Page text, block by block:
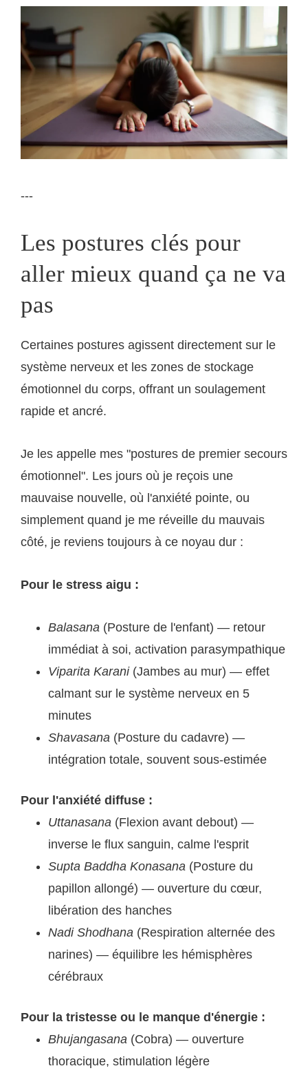
---
Les postures clés pour
aller mieux quand ça ne va
pas
Certaines postures agissent directement sur le
système nerveux et les zones de stockage
émotionnel du corps, offrant un soulagement
rapide et ancré.
Je les appelle mes "postures de premier secours
émotionnel". Les jours où je reçois une
mauvaise nouvelle, où l'anxiété pointe, ou
simplement quand je me réveille du mauvais
côté, je reviens toujours à ce noyau dur :
Pour le stress aigu :
Balasana (Posture de l'enfant) — retour
immédiat à soi, activation parasympathique
Viparita Karani(Jambes au mur) — effet
calmant sur le système nerveux en 5
minutes
Shavasana (Posture du cadavre) —
intégration totale, souvent sous-estimée
Pour l'anxiété diffuse :
Uttanasana (Flexion avant debout) —
inverse le flux sanguin, calme l'esprit
Supta Baddha Konasana (Posture du
papillon allongé) — ouverture du cœur,
libération des hanches
Nadi Shodhana (Respiration alternée des
narines) — équilibre les hémisphères
cérébraux
Pour la tristesse ou le manque d'énergie :
Bhujangasana (Cobra) — ouverture
thoracique, stimulation légère